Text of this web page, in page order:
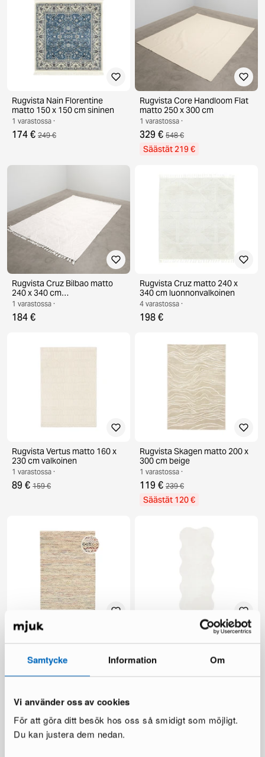
Samtycke Information Om
Vi använder oss av cookies
För att göra ditt besök hos oss så smidigt som möjligt.
Du kan justera dem nedan.
Rugvista Nain Florentine
matto 150 x 150 cm sininen
1 varastossa ·
174 € 249 €
Rugvista Core Handloom Flat
matto 250 x 300 cm
1 varastossa ·
329 € 548 €
Säästät 219 €
Rugvista Cruz Bilbao matto
240 x 340 cm
luonnonvalkoinen
1 varastossa ·
184 €
Rugvista Cruz matto 240 x
340 cm luonnonvalkoinen
4 varastossa ·
198 €
Rugvista Vertus matto 160 x
230 cm valkoinen
1 varastossa ·
89 € 159 €
Rugvista Skagen matto 200 x
300 cm beige
1 varastossa ·
119 € 239 €
Säästät 120 €
Rugvista Hugo villamatto 140
x 200 cm
1 varastossa ·
Rugvista Olga matto 80 x 200
cm valkoinen
1 varastossa ·